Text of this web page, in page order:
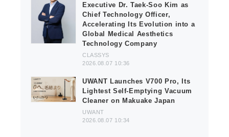
Executive Dr. Taek-Soo Kim as
Chief Technology Officer,
Accelerating Its Evolution into a
Global Medical Aesthetics
Technology Company
CLASSYS
2026.08.07 10:36
UWANT Launches V700 Pro, Its
Lightest Self-Emptying Vacuum
Cleaner on Makuake Japan
UWANT
2026.08.07 10:34